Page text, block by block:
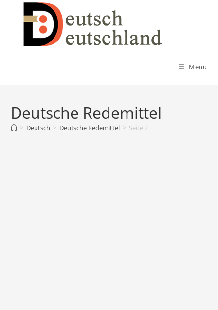
Menü
Deutsche Redemittel
> Deutsch > Deutsche Redemittel > Seite 2